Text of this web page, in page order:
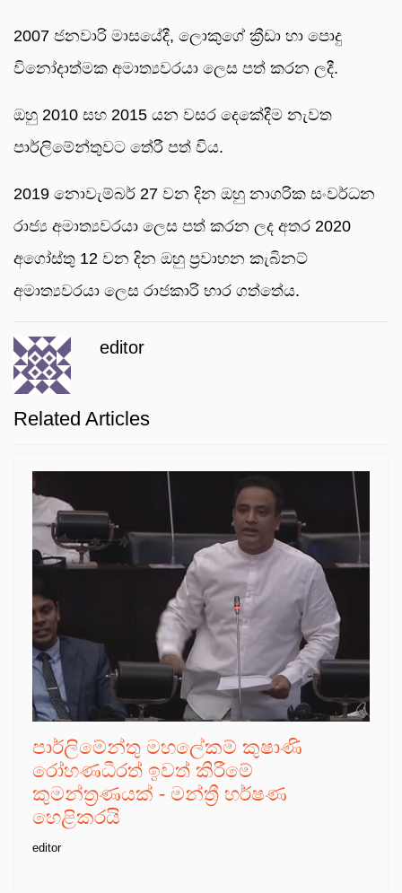
2007 ජනවාරි මාසයේදී, ලොකුගේ ක්‍රීඩා හා පොදු
විනෝදාත්මක අමාත්‍යවරයා ලෙස පත් කරන ලදී.
ඔහු 2010 සහ 2015 යන වසර දෙකේදීම නැවත
පාර්ලිමේන්තුවට තේරී පත් විය.
2019 නොවැම්බර් 27 වන දින ඔහු නාගරික සංවර්ධන
රාජ්‍ය අමාත්‍යවරයා ලෙස පත් කරන ලද අතර 2020
අගෝස්තු 12 වන දින ඔහු ප්‍රවාහන කැබිනට්
අමාත්‍යවරයා ලෙස රාජකාරි භාර ගත්තේය.
editor
Related Articles
පාර්ලිමේන්තු මහලේකම් කුෂාණි
රෝහණධීරත් ඉවත් කිරීමේ
කුමන්ත්‍රණයක් - මන්ත්‍රී හර්ෂණ
හෙළිකරයි
editor